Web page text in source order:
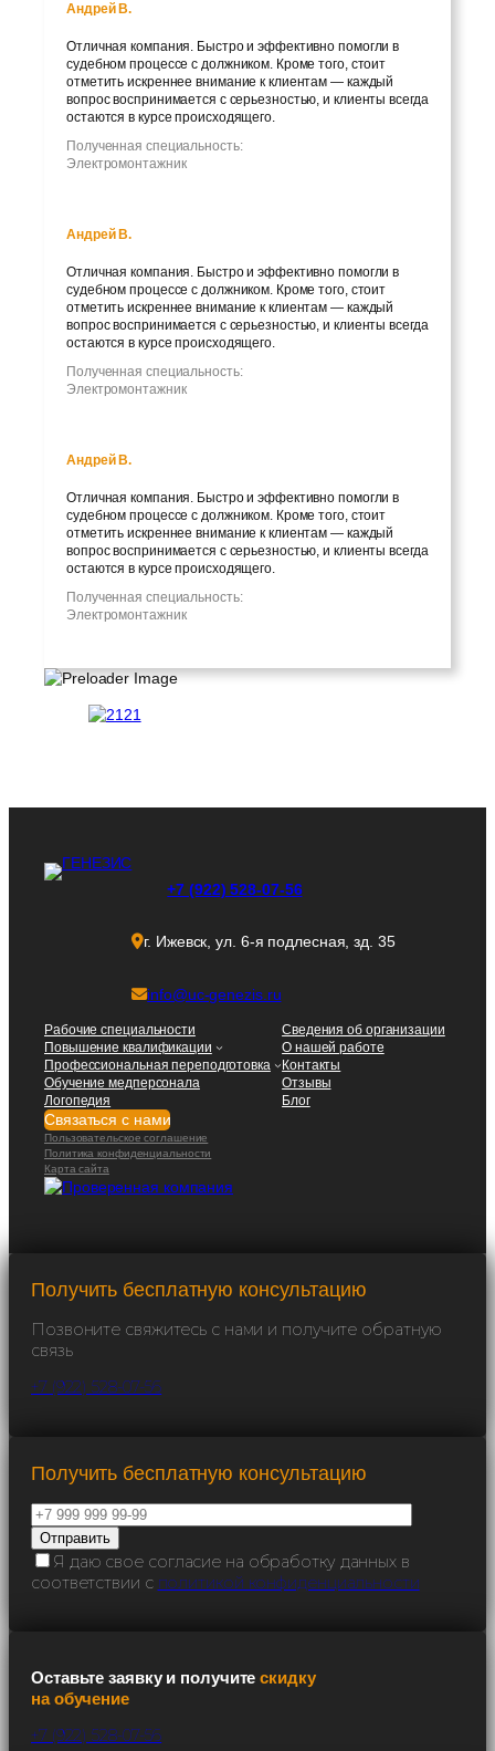
Андрей В.
Отличная компания. Быстро и эффективно помогли в
судебном процессе с должником. Кроме того, стоит
отметить искреннее внимание к клиентам — каждый
вопрос воспринимается с серьезностью, и клиенты всегда
остаются в курсе происходящего.
Полученная специальность:
Электромонтажник
Андрей В.
Отличная компания. Быстро и эффективно помогли в
судебном процессе с должником. Кроме того, стоит
отметить искреннее внимание к клиентам — каждый
вопрос воспринимается с серьезностью, и клиенты всегда
остаются в курсе происходящего.
Полученная специальность:
Электромонтажник
Андрей В.
Отличная компания. Быстро и эффективно помогли в
судебном процессе с должником. Кроме того, стоит
отметить искреннее внимание к клиентам — каждый
вопрос воспринимается с серьезностью, и клиенты всегда
остаются в курсе происходящего.
Полученная специальность:
Электромонтажник
+7 (922) 528-07-56
г. Ижевск, ул. 6-я подлесная, зд. 35
info@uc-genezis.ru
Рабочие специальности
Повышение квалификации
Профессиональная переподготовка
Обучение медперсонала
Логопедия
Сведения об организации
О нашей работе
Контакты
Отзывы
Блог
Связаться с нами
Пользовательское соглашение
Политика конфиденциальности
Карта сайта
Получить бесплатную консультацию
Позвоните свяжитесь с нами и получите обратную
связь
+7 (922) 528-07-56
Получить бесплатную консультацию
Я даю свое согласие на обработку данных в
соответствии с политикой конфиденциальности
Оставьте заявку и получитескидку
на обучение
+7 (922) 528-07-56